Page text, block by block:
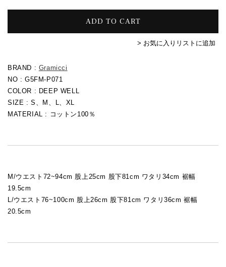
ADD TO CART
> お気に入りリストに追加
BRAND : Gramicci
NO : G5FM-P071
COLOR : DEEP WELL
SIZE : S、M、L、XL
MATERIAL : コットン 100％
M/ウエスト72~94cm 股上25cm 股下81cm ワタリ34cm 裾幅
19.5cm
L/ウエスト76~100cm 股上26cm 股下81cm ワタリ36cm 裾幅
20.5cm